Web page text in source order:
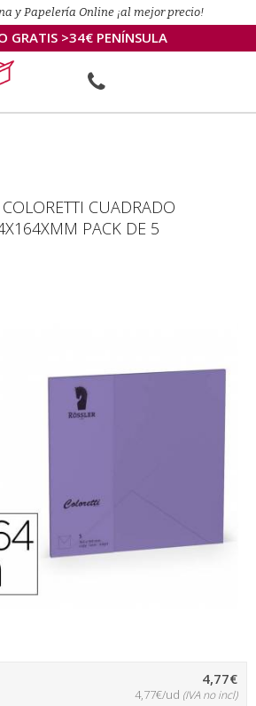
y Papelería Online ¡al mejor precio!
GRATIS >34€ PENÍNSULA
CUADRADO
PACK DE 5
4,77€
4,77€/ud (IVA no incl)